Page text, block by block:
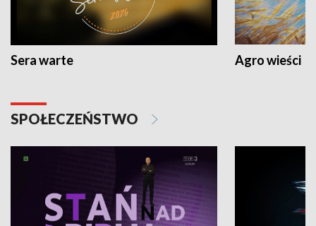
Sera warte Agro wieści
SPOŁECZEŃSTWO